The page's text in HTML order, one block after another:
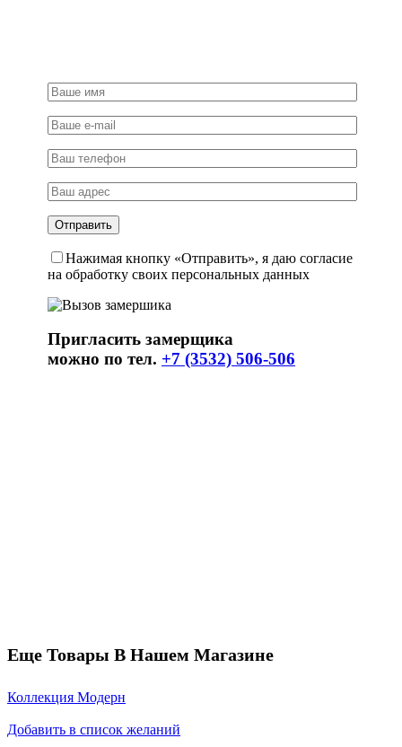
Нажимая кнопку «Отправить», я даю согласие
на обработку своих персональных данных
Пригласить замерщика
можно по тел. +7 (3532) 506-506
Еще Товары В Нашем Магазине
Коллекция Модерн
Добавить в список желаний